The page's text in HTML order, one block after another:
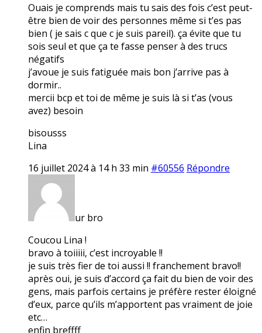
Ouais je comprends mais tu sais des fois c’est peut-
être bien de voir des personnes même si t’es pas
bien ( je sais c que c je suis pareil). ça évite que tu
sois seul et que ça te fasse penser à des trucs
négatifs
j’avoue je suis fatiguée mais bon j’arrive pas à
dormir..
mercii bcp et toi de même je suis là si t’as (vous
avez) besoin
bisousss
Lina
16 juillet 2024 à 14 h 33 min #60556 Répondre
ur bro
Coucou Lina !
bravo à toiiiii, c’est incroyable !!
je suis très fier de toi aussi !! franchement bravo!!
après oui, je suis d’accord ça fait du bien de voir des
gens, mais parfois certains je préfère rester éloigné
d’eux, parce qu’ils m’apportent pas vraiment de joie
etc…
enfin breffff